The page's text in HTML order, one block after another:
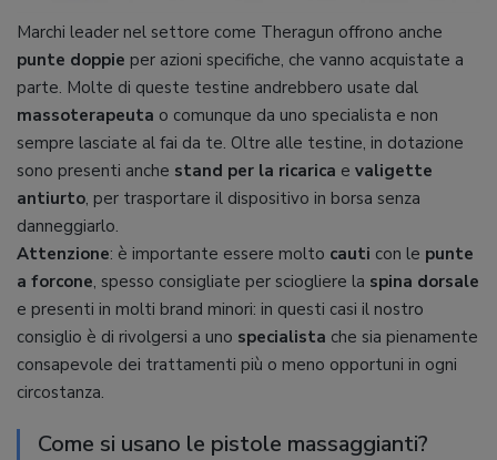
Marchi leader nel settore come Theragun offrono anche
punte doppie per azioni specifiche, che vanno acquistate a
parte. Molte di queste testine andrebbero usate dal
massoterapeuta o comunque da uno specialista e non
sempre lasciate al fai da te. Oltre alle testine, in dotazione
sono presenti anche stand per la ricarica e valigette
antiurto, per trasportare il dispositivo in borsa senza
danneggiarlo.
Attenzione: è importante essere molto cauti con le punte
a forcone, spesso consigliate per sciogliere la spina dorsale
e presenti in molti brand minori: in questi casi il nostro
consiglio è di rivolgersi a uno specialista che sia pienamente
consapevole dei trattamenti più o meno opportuni in ogni
circostanza.
Come si usano le pistole massaggianti?